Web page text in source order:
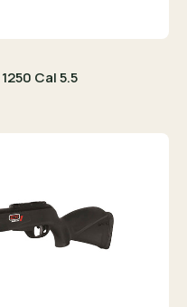
Cal 5.5